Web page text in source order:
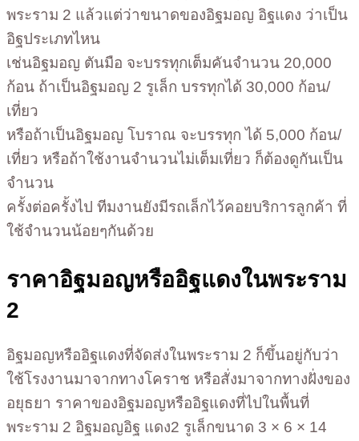
พระราม 2 แล้วแต่ว่าขนาดของอิฐมอญ อิฐแดง ว่าเป็น
อิฐประเภทไหน
เช่นอิฐมอญ ตันมือ จะบรรทุกเต็มคันจำนวน 20,000
ก้อน ถ้าเป็นอิฐมอญ 2 รูเล็ก บรรทุกได้ 30,000 ก้อน/
เที่ยว
หรือถ้าเป็นอิฐมอญ โบราณ จะบรรทุก ได้ 5,000 ก้อน/
เที่ยว หรือถ้าใช้งานจำนวนไม่เต็มเที่ยว ก็ต้องดูกันเป็น
จำนวน
ครั้งต่อครั้งไป ทีมงานยังมีรถเล็กไว้คอยบริการลูกค้า ที่
ใช้จำนวนน้อยๆกันด้วย
ราคาอิฐมอญหรืออิฐแดงในพระราม
2
อิฐมอญหรืออิฐแดงที่จัดส่งในพระราม 2 ก็ขึ้นอยู่กับว่า
ใช้โรงงานมาจากทางโคราช หรือสั่งมาจากทางฝั่งของ
อยุธยา ราคาของอิฐมอญหรืออิฐแดงที่ไปในพื้นที่
พระราม 2 อิฐมอญอิฐ แดง2 รูเล็กขนาด 3 × 6 × 14